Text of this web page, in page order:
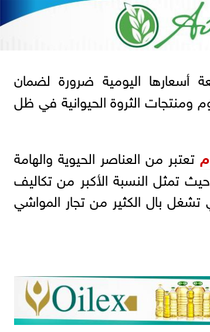
أسعارها اليومية ضرورة لضمان
ومنتجات الثروة الحيوانية في ظل
تعتبر من العناصر الحيوية والهامة
حيث تمثل النسبة الأكبر من تكاليف
تشغل بال الكثير من تجار المواشي